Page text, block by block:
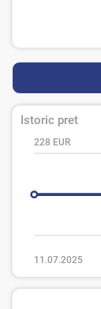
Istoric pret
228 EUR
11.07.2025